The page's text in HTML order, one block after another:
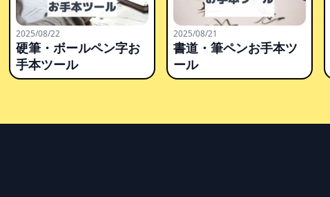
2025/08/22
硬筆・ボールペン字お
手本ツール
2025/08/21
書道・筆ペンお手本ツ
ール